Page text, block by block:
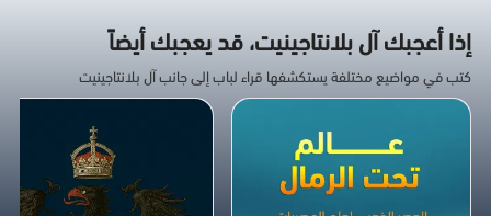
إذا أعجبك آل بلانتاجينيت، قد يعجبك أيضاً
كتب في مواضيع مختلفة يستكشفها قراء لباب إلى جانب آل بلانتاجينيت